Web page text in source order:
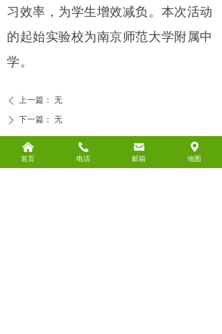
习效率，为学生增效减负。本次活动
的起始实验校为南京师范大学附属中
学。
ꄴ 上一篇： 无
ꄲ 下一篇： 无
连云港市正析教育信息咨询有限公司
낀
首页
끅
电话
낂
邮箱
끇
地图